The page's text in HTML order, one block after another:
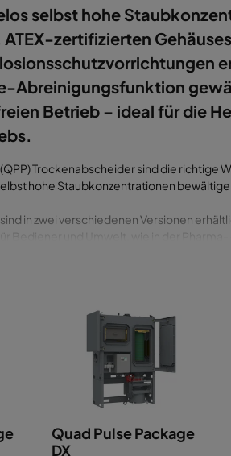
selbst hohe
zertifizierten
Abreinigungsfunktion
Betrieb – ideal für die
Trockenabscheider sind die richtige
hohe Staubkonzentrationen
in zwei verschiedenen Versionen
Bediener und Umwelt, wie in der
da er ATEX-konform ist und ein
Technologie von Camfil mit einem
nicht gefährliche, aber explosive
wie Aluminium, ist der QPP
sind mit einem druckstoßfesten
Stäube der Kategorie ST1 und für
Explosionsentlastungsvorrichtungen oder
Quad Pulse Package
DX